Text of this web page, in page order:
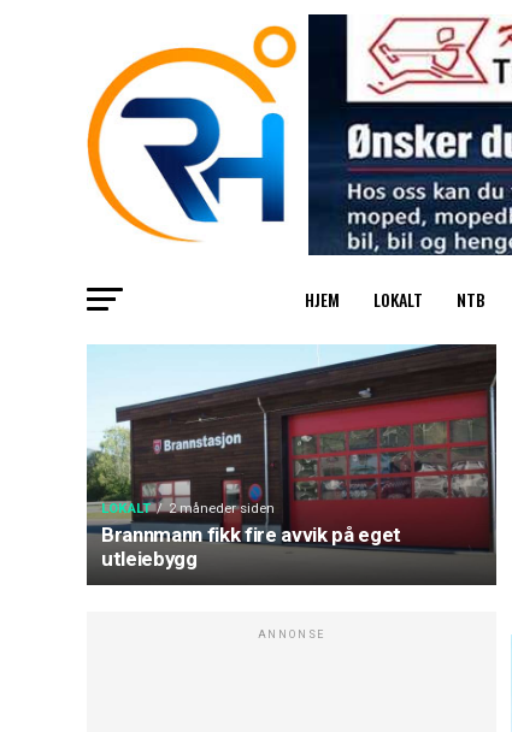
HJEM LOKALT NTB
LOKALT 2 måneder siden
Brannmann fikk fire avvik på eget
utleiebygg
ANNONSE